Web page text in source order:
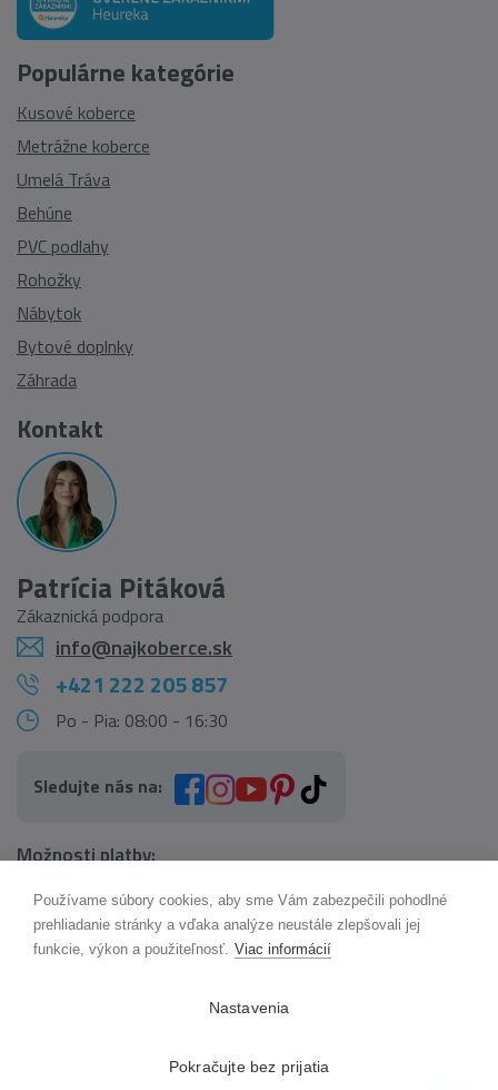
Populárne kategórie
Kusové koberce
Metrážne koberce
Umelá Tráva
Behúne
PVC podlahy
Rohožky
Nábytok
Bytové doplnky
Záhrada
Kontakt
Patrícia Pitáková
Zákaznická podpora
info@najkoberce.sk
+421 222 205 857
Po - Pia: 08:00 - 16:30
Sledujte nás na:
Možnosti platby:
Používame súbory cookies, aby sme Vám zabezpečili pohodlné
prehliadanie stránky a vďaka analýze neustále zlepšovali jej
funkcie, výkon a použiteľnosť. Viac informácií
Nastavenia
Pokračujte bez prijatia
AI pomocník Maxík
Online